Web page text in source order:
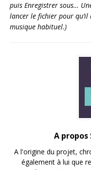
puis Enregistrer sous…
lancer le fichier pour
musique habituel.)
A propos
A l'origine du projet,
également à lui que